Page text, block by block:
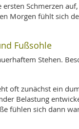
Schmerzen
Morgen fühlt sich
Fußsohle
Stehen.
oft zunächst ein
Belastung
fühlen sich dann